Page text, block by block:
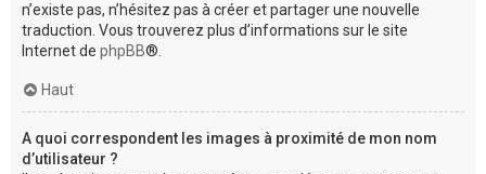
n’existe pas, n’hésitez pas à créer et partager une nouvelle
traduction. Vous trouverez plus d’informations sur le site
Internet de phpBB®.
Haut
A quoi correspondent les images à proximité de mon nom
d’utilisateur ?